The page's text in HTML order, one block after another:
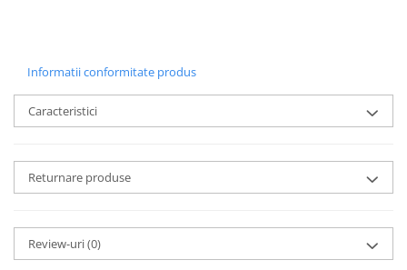
Informatii conformitate produs
Caracteristici
Returnare produse
Review-uri(0)